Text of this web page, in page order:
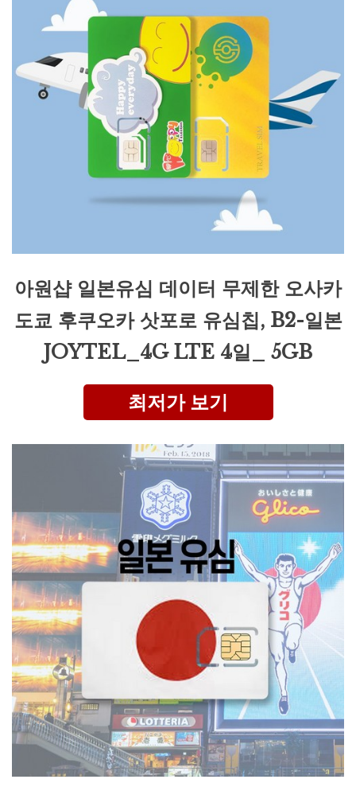
아원샵 일본유심 데이터 무제한 오사카
도쿄 후쿠오카 삿포로 유심칩, B2-일본
JOYTEL_4G LTE 4일_ 5GB
최저가 보기